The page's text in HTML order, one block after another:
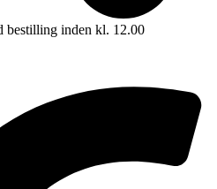
bestilling inden kl. 12.00